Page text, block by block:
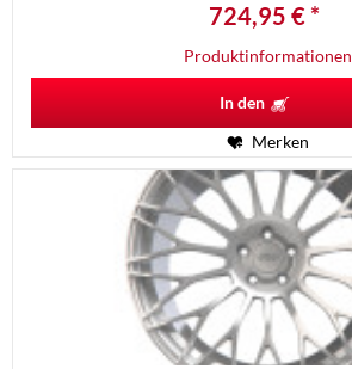
724,95 € *
Produktinformationen
In den
Merken